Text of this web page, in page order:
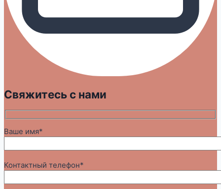
Свяжитесь с нами
Ваше имя*
Контактный телефон*